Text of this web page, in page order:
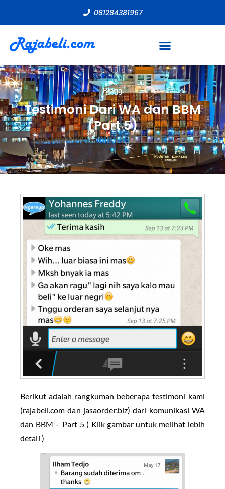
081284381967
Blogg
Testimoni Dari WA dan BBM
(Part 5)
Berikut adalah rangkuman beberapa testimoni kami
(rajabeli.com dan jasaorder.biz) dari komunikasi WA
dan BBM – Part 5 ( Klik gambar untuk melihat lebih
detail )